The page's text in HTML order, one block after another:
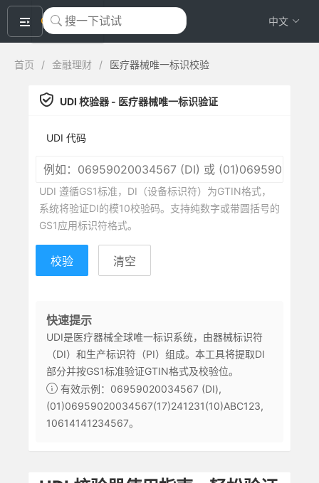
okeyTool 中文
首页 / 金融理财 / 医疗器械唯一标识校验
UDI 校验器 - 医疗器械唯一标识验证
UDI 代码
UDI 遵循GS1标准，DI（设备标识符）为GTIN格式，
系统将验证DI的模10校验码。支持纯数字或带圆括号的
GS1应用标识符格式。
校验 清空
快速提示
UDI是医疗器械全球唯一标识系统，由器械标识符
（DI）和生产标识符（PI）组成。本工具将提取DI
部分并按GS1标准验证GTIN格式及校验位。
有效示例：06959020034567 (DI),
(01)06959020034567(17)241231(10)ABC123,
10614141234567。